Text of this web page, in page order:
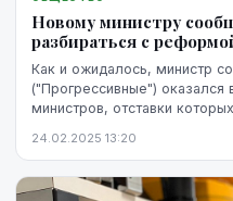
Новому министру
разбираться с
Как и ожидалось, министр
("Прогрессивные") оказался
министров, отставки
24.02.2025 13:20